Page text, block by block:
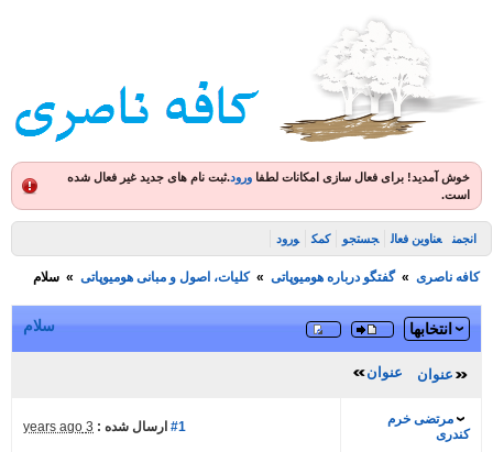
آمدید! برای فعال سازی امکانات لطفاورود.ثبت نام های جدید غیر فعال شده
عناوین فعال جستجو کمک ورود
ناصری » گفتگو درباره هومیوپاتی » کلیات، اصول و مبانی هومیوپاتی » سلام
انتخابها
عنوان عنوان
مرتضی خرم
ارسال شده : 3 years ago